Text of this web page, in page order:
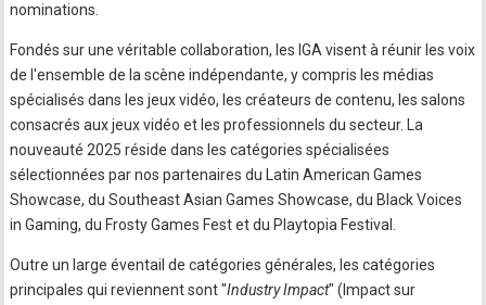
nominations.
Fondés sur une véritable collaboration, les IGA visent à réunir les voix
de l'ensemble de la scène indépendante, y compris les médias
spécialisés dans les jeux vidéo, les créateurs de contenu, les salons
consacrés aux jeux vidéo et les professionnels du secteur. La
nouveauté 2025 réside dans les catégories spécialisées
sélectionnées par nos partenaires du Latin American Games
Showcase, du Southeast Asian Games Showcase, du Black Voices
in Gaming, du Frosty Games Fest et du Playtopia Festival.
Outre un large éventail de catégories générales, les catégories
principales qui reviennent sont "Industry Impact" (Impact sur